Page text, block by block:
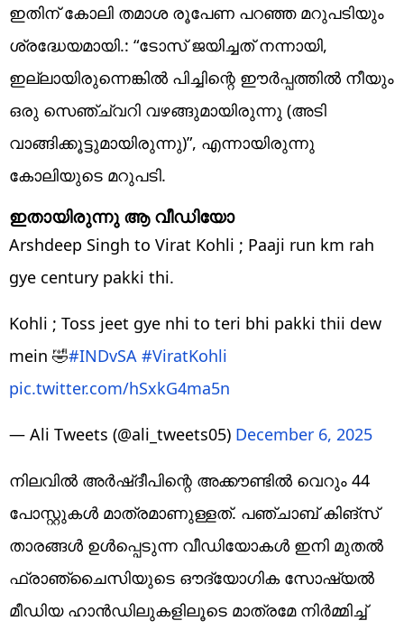
ഇതിന് കോലി തമാശ രൂപേണ പറഞ്ഞ മറുപടിയും
ശ്രദ്ധേയമായി.: “ടോസ് ജയിച്ചത് നന്നായി,
ഇല്ലായിരുന്നെങ്കിൽ പിച്ചിന്റെ ഈർപ്പത്തിൽ നീയും
ഒരു സെഞ്ച്വറി വഴങ്ങുമായിരുന്നു (അടി
വാങ്ങിക്കൂട്ടുമായിരുന്നു)”, എന്നായിരുന്നു
കോലിയുടെ മറുപടി.
ഇതായിരുന്നു ആ വീഡിയോ
Arshdeep Singh to Virat Kohli ; Paaji run km rah
gye century pakki thi.
Kohli ; Toss jeet gye nhi to teri bhi pakki thii dew
mein 🤣#INDvSA #ViratKohli
pic.twitter.com/hSxkG4ma5n
— Ali Tweets (@ali_tweets05) December 6, 2025
നിലവിൽ അര്‍ഷ്ദീപിന്റെ അക്കൗണ്ടിൽ വെറും 44
പോസ്റ്റുകൾ മാത്രമാണുള്ളത്. പഞ്ചാബ് കിങ്സ്
താരങ്ങള്‍ ഉൾപ്പെടുന്ന വീഡിയോകൾ ഇനി മുതൽ
ഫ്രാഞ്ചൈസിയുടെ ഔദ്യോഗിക സോഷ്യൽ
മീഡിയ ഹാൻഡിലുകളിലൂടെ മാത്രമേ നിർമ്മിച്ച്